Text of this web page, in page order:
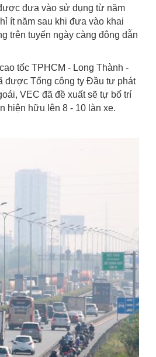
đưa vào sử dụng từ năm
ít năm sau khi đưa vào khai
trên tuyến ngày càng đông dẫn
tốc TPHCM - Long Thành -
được Tổng công ty Đầu tư phát
VEC đã đề xuất sẽ tự bố trí
hiện hữu lên 8 - 10 làn xe.